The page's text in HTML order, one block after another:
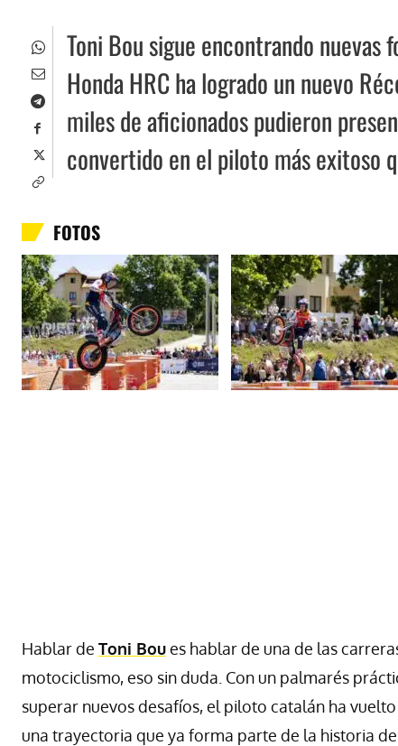
Toni Bou sigue encontrando
Honda HRC ha logrado un nuevo
miles de aficionados pudieron
convertido en el piloto más exitoso
FOTOS
Hablar de Toni Boues hablar de una de las
motociclismo, eso sin duda. Con un palmarés
superar nuevos desafíos, el piloto catalán ha
una trayectoria que ya forma parte de la historia